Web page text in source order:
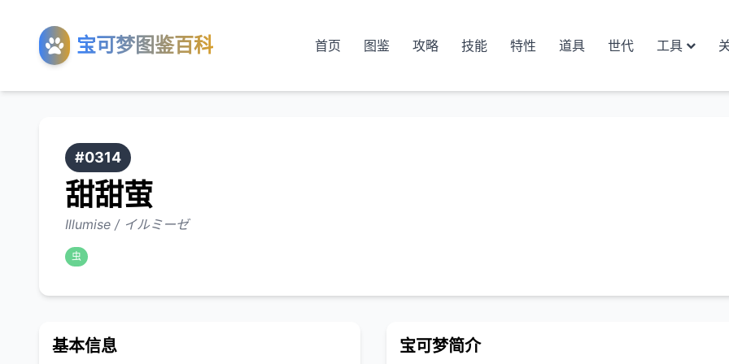
宝可梦图鉴百科 首页 图鉴 攻略 技能 特性 道具 世代 工具
#0314
甜甜萤
Illumise / イルミーゼ
虫
基本信息 宝可梦简介